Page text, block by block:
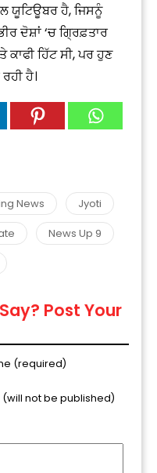
ਯੂਟਿਊਬਰ ਹੈ, ਜਿਸਨੂੰ
ਦੋਸ਼ਾਂ ‘ਚ ਗ੍ਰਿਫ਼ਤਾਰ
ਹਿੱਟ ਸੀ, ਪਰ ਹੁਣ
ਹੈ।
News
Jyoti
News Up 9
Post Your
(required)
(will not be published)